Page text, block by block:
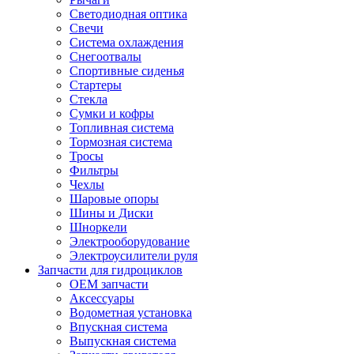
Светодиодная оптика
Свечи
Система охлаждения
Снегоотвалы
Спортивные сиденья
Стартеры
Стекла
Сумки и кофры
Топливная система
Тормозная система
Тросы
Фильтры
Чехлы
Шаровые опоры
Шины и Диски
Шноркели
Электрооборудование
Электроусилители руля
Запчасти для гидроциклов
OEM запчасти
Аксессуары
Водометная установка
Впускная система
Выпускная система